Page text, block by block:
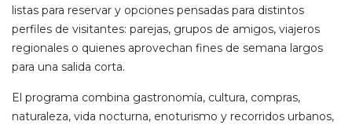
listas para reservar y opciones pensadas para distintos
perfiles de visitantes: parejas, grupos de amigos, viajeros
regionales o quienes aprovechan fines de semana largos
para una salida corta.
El programa combina gastronomía, cultura, compras,
naturaleza, vida nocturna, enoturismo y recorridos urbanos,